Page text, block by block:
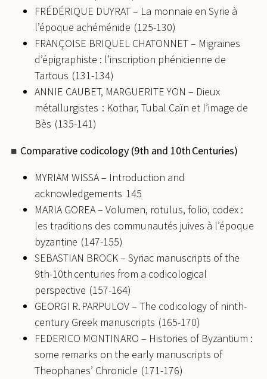
FRÉDÉRIQUE DUYRAT – La monnaie en Syrie à
l’époque achéménide (125-130)
FRANÇOISE BRIQUEL CHATONNET – Migraines
d’épigraphiste : l’inscription phénicienne de
Tartous (131-134)
ANNIE CAUBET, MARGUERITE YON – Dieux
métallurgistes : Kothar, Tubal Caïn et l’image de
Bès (135-141)
Comparative codicology (9th and 10th Centuries)
MYRIAM WISSA – Introduction and
acknowledgements 145
MARIA GOREA – Volumen, rotulus, folio, codex :
les traditions des communautés juives à l’époque
byzantine (147-155)
SEBASTIAN BROCK – Syriac manuscripts of the
9th-10th centuries from a codicological
perspective (157-164)
GEORGI R. PARPULOV – The codicology of ninth-
century Greek manuscripts (165-170)
FEDERICO MONTINARO – Histories of Byzantium :
some remarks on the early manuscripts of
Theophanes’ Chronicle (171-176)